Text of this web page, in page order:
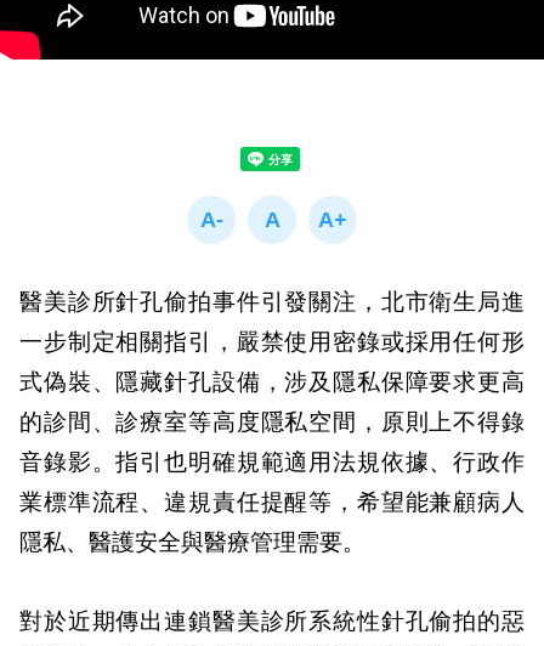
醫美診所針孔偷拍事件引發關注，北市衛生局進
一步制定相關指引，嚴禁使用密錄或採用任何形
式偽裝、隱藏針孔設備，涉及隱私保障要求更高
的診間、診療室等高度隱私空間，原則上不得錄
音錄影。指引也明確規範適用法規依據、行政作
業標準流程、違規責任提醒等，希望能兼顧病人
隱私、醫護安全與醫療管理需要。
對於近期傳出連鎖醫美診所系統性針孔偷拍的惡